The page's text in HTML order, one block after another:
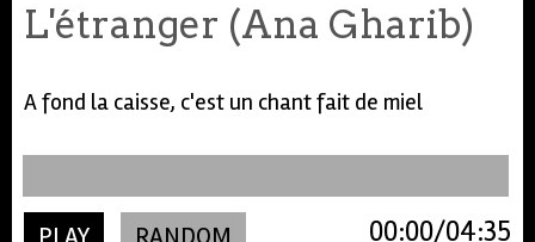
L'étranger (Ana Gharib)
A fond la caisse, c'est un chant fait de miel
04:35
00:00